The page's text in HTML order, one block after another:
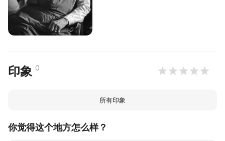
印象 0
所有印象
你觉得这个地方怎么样？